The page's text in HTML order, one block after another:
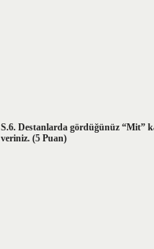
S.6. Destanlarda gördüğünüz “Mit”
veriniz. (5 Puan)